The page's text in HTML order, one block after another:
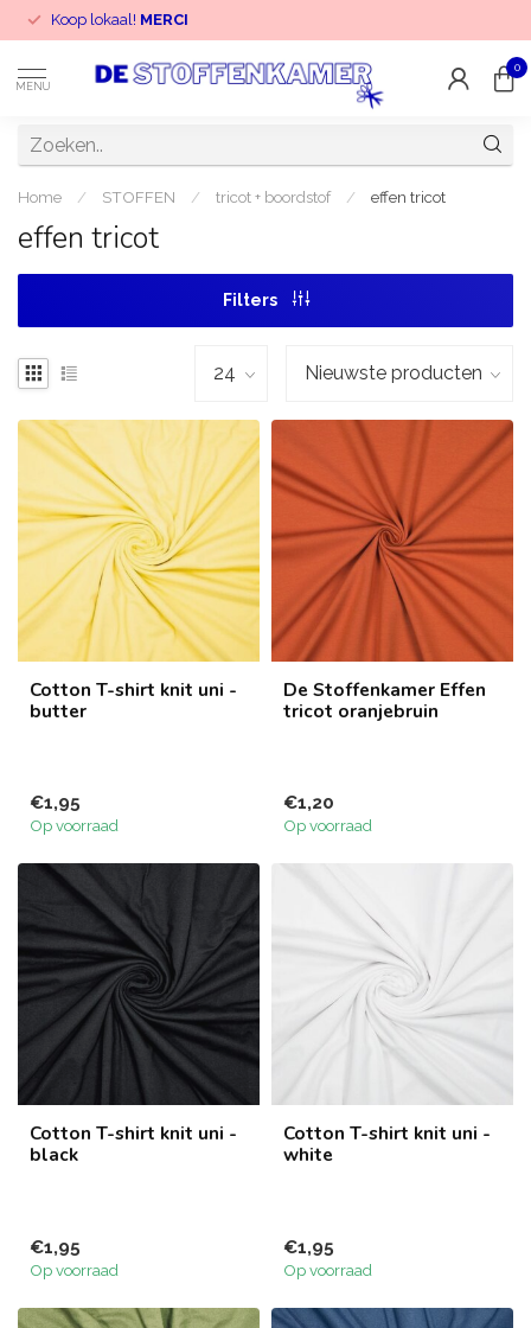
Koop lokaal! MERCI
MENU
0
Home / STOFFEN / tricot + boordstof / effen tricot
effen tricot
Filters
Cotton T-shirt knit uni -
butter
€1,95
Op voorraad
De Stoffenkamer Effen
tricot oranjebruin
€1,20
Op voorraad
Cotton T-shirt knit uni -
black
€1,95
Op voorraad
Cotton T-shirt knit uni -
white
€1,95
Op voorraad